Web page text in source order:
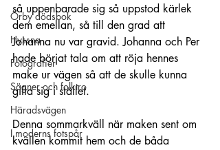
Örby dödsbok
Hyssna
Fotografier
Sägner och folktro
Häradsvägen
I moderns fotspår
så uppenbarade sig så uppstod kärlek
dem emellan, så till den grad att
Johanna nu var gravid. Johanna och Per
hade börjat tala om att röja hennes
make ur vägen så att de skulle kunna
gifta sig i stället.
Denna sommarkväll när maken sent om
kvällen kommit hem och de båda